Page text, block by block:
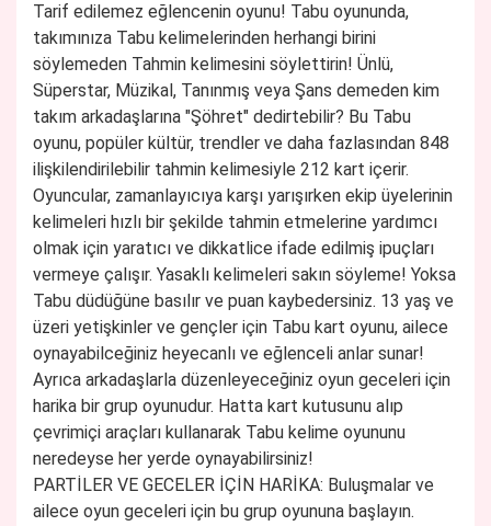
Tarif edilemez eğlencenin oyunu! Tabu oyununda,
takımınıza Tabu kelimelerinden herhangi birini
söylemeden Tahmin kelimesini söylettirin! Ünlü,
Süperstar, Müzikal, Tanınmış veya Şans demeden kim
takım arkadaşlarına "Şöhret" dedirtebilir? Bu Tabu
oyunu, popüler kültür, trendler ve daha fazlasından 848
ilişkilendirilebilir tahmin kelimesiyle 212 kart içerir.
Oyuncular, zamanlayıcıya karşı yarışırken ekip üyelerinin
kelimeleri hızlı bir şekilde tahmin etmelerine yardımcı
olmak için yaratıcı ve dikkatlice ifade edilmiş ipuçları
vermeye çalışır. Yasaklı kelimeleri sakın söyleme! Yoksa
Tabu düdüğüne basılır ve puan kaybedersiniz. 13 yaş ve
üzeri yetişkinler ve gençler için Tabu kart oyunu, ailece
oynayabilceğiniz heyecanlı ve eğlenceli anlar sunar!
Ayrıca arkadaşlarla düzenleyeceğiniz oyun geceleri için
harika bir grup oyunudur. Hatta kart kutusunu alıp
çevrimiçi araçları kullanarak Tabu kelime oyununu
neredeyse her yerde oynayabilirsiniz!
PARTİLER VE GECELER İÇİN HARİKA: Buluşmalar ve
ailece oyun geceleri için bu grup oyununa başlayın.